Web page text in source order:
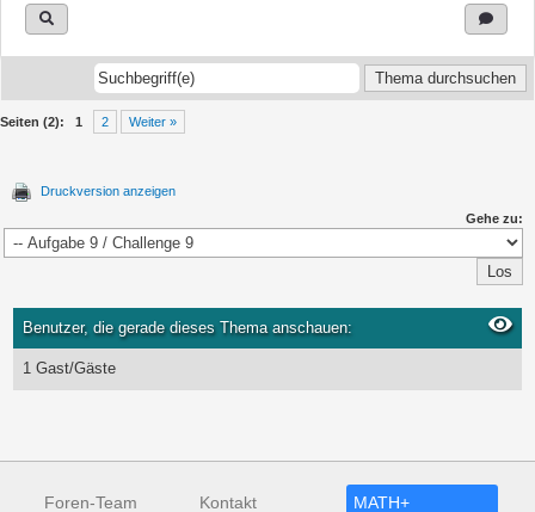
Seiten (2): 1 2 Weiter »
Druckversion anzeigen
Gehe zu:
Benutzer, die gerade dieses Thema anschauen:
1 Gast/Gäste
Foren-Team Kontakt MATH+